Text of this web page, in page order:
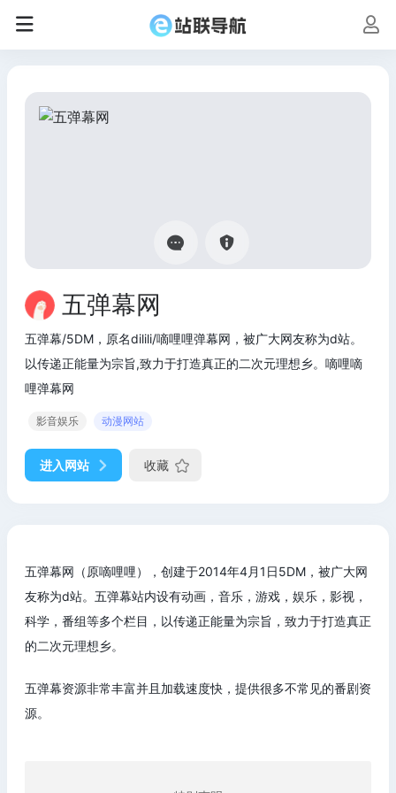
五弹幕网
五弹幕/5DM，原名dilili/嘀哩哩弹幕网，被广大网友称为d站。
以传递正能量为宗旨,致力于打造真正的二次元理想乡。嘀哩嘀
哩弹幕网
影音娱乐 动漫网站
进入网站 收藏
五弹幕网（原嘀哩哩），创建于2014年4月1日5DM，被广大网
友称为d站。五弹幕站内设有动画，音乐，游戏，娱乐，影视，
科学，番组等多个栏目，以传递正能量为宗旨，致力于打造真正
的二次元理想乡。
五弹幕资源非常丰富并且加载速度快，提供很多不常见的番剧资
源。